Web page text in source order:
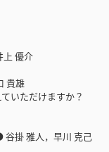
優介
貴雄
いただけますか？
掛 雅人，早川 克己